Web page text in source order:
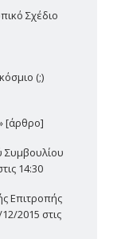
Σχέδιο
(;)
[άρθρο]
Συμβουλίου
14:30
Επιτροπής
2015 στις